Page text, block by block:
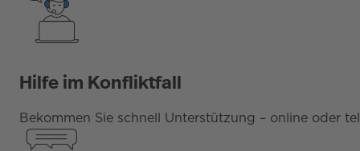
Hilfe im Konfliktfall
Bekommen Sie schnell Unterstützung – online oder